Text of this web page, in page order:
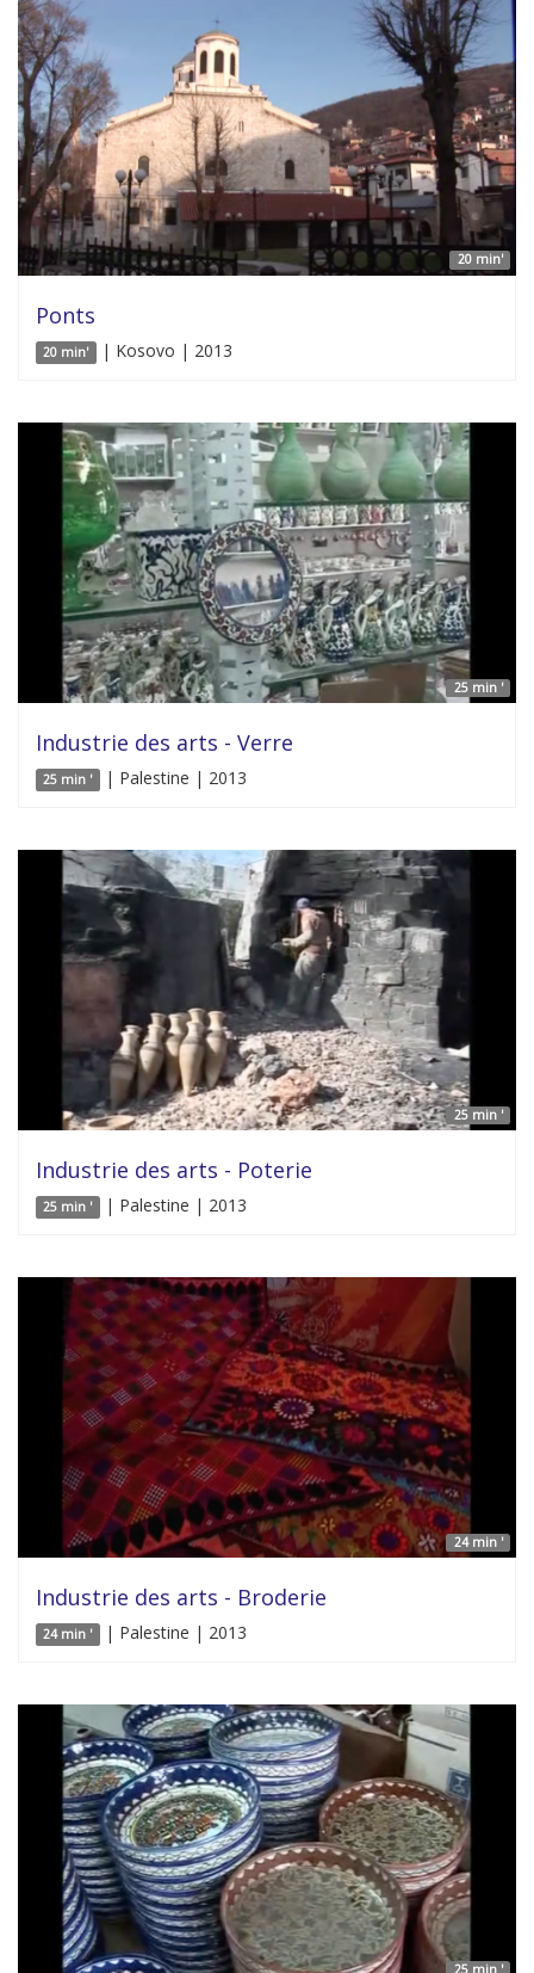
20 min'
Ponts
20 min' | Kosovo | 2013
25 min '
Industrie des arts - Verre
25 min ' | Palestine | 2013
25 min '
Industrie des arts - Poterie
25 min ' | Palestine | 2013
24 min '
Industrie des arts - Broderie
24 min ' | Palestine | 2013
25 min '